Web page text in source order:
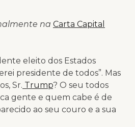
na Carta Capital
eleito dos Estados
presidente de todos”. Mas
Sr. Trump? O seu todos
gente e quem cabe é de
ao seu couro e a sua